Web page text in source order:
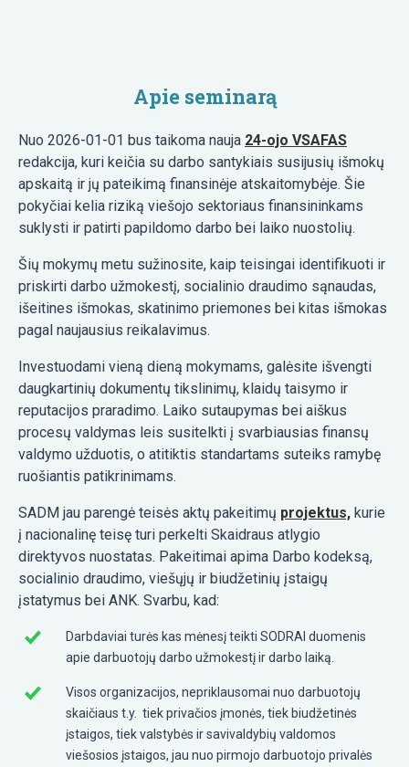
Apie seminarą
Nuo 2026-01-01 bus taikoma nauja 24-ojo VSAFAS
redakcija, kuri keičia su darbo santykiais susijusių išmokų
apskaitą ir jų pateikimą finansinėje atskaitomybėje. Šie
pokyčiai kelia riziką viešojo sektoriaus finansininkams
suklysti ir patirti papildomo darbo bei laiko nuostolių.
Šių mokymų metu sužinosite, kaip teisingai identifikuoti ir
priskirti darbo užmokestį, socialinio draudimo sąnaudas,
išeitines išmokas, skatinimo priemones bei kitas išmokas
pagal naujausius reikalavimus.
Investuodami vieną dieną mokymams, galėsite išvengti
daugkartinių dokumentų tikslinimų, klaidų taisymo ir
reputacijos praradimo. Laiko sutaupymas bei aiškus
procesų valdymas leis susitelkti į svarbiausias finansų
valdymo užduotis, o atitiktis standartams suteiks ramybę
ruošiantis patikrinimams.
SADM jau parengė teisės aktų pakeitimų projektus, kurie
į nacionalinę teisę turi perkelti Skaidraus atlygio
direktyvos nuostatas. Pakeitimai apima Darbo kodeksą,
socialinio draudimo, viešųjų ir biudžetinių įstaigų
įstatymus bei ANK. Svarbu, kad:
Darbdaviai turės kas mėnesį teikti SODRAI duomenis
apie darbuotojų darbo užmokestį ir darbo laiką.
Visos organizacijos, nepriklausomai nuo darbuotojų
skaičiaus t.y. tiek privačios įmonės, tiek biudžetinės
įstaigos, tiek valstybės ir savivaldybių valdomos
viešosios įstaigos, jau nuo pirmojo darbuotojo privalės